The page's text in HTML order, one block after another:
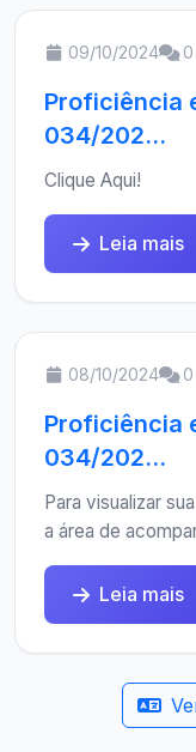
09/10/2024 0
Proficiência
034/202...
Clique Aqui!
Leia mais
08/10/2024 0
Proficiência
034/202...
Para visualizar
a área de
Leia mais